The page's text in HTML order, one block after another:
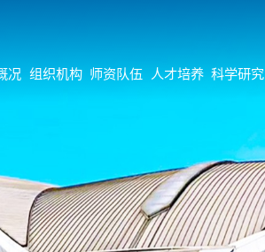
况 组织机构 师资队伍 人才培养 科学研究